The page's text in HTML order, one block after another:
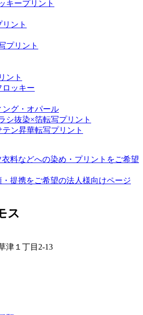
キープリント
ント
プリント
ント
ロッキー
グ・オパール
シ抜染×箔転写プリント
ン昇華転写プリント
料などへの染め・プリントをご希望
提携をご希望の法人様向けページ
ス
津１丁目2-13